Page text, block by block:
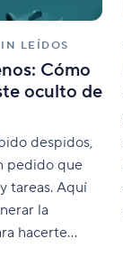
LEÍDOS
Cómo
oculto de
despidos,
pedido que
tareas. Aquí
la
hacerte